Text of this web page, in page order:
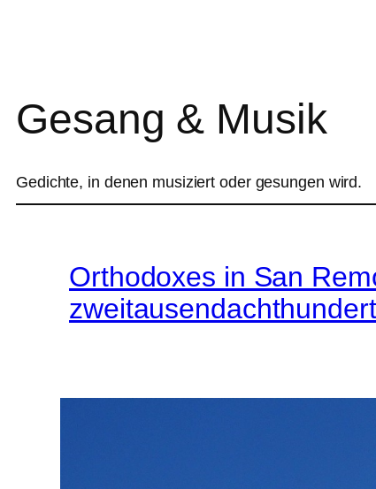
Gesang & Musik
Gedichte, in denen musiziert oder gesungen wird.
Orthodoxes in San